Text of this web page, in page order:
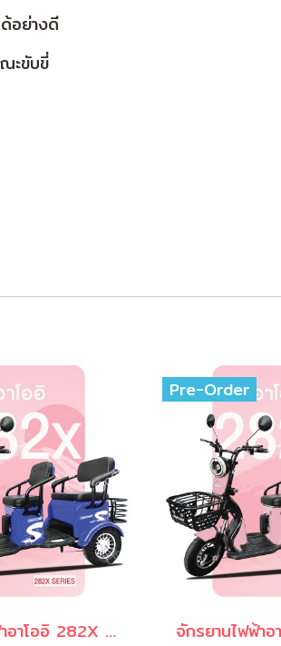
อย่างดี
ะขับขี่
จักรยานไฟฟ้าอาโออิ 282X สีน้ำเงิน
Pre-Order